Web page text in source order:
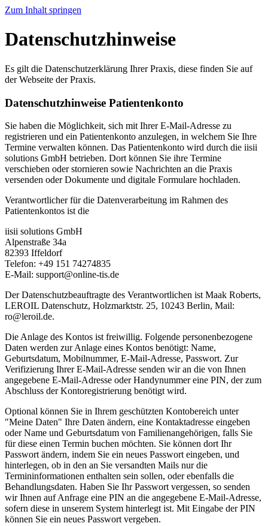
Zum Inhalt springen
Datenschutzhinweise
Es gilt die Datenschutzerklärung Ihrer Praxis, diese finden Sie auf
der Webseite der Praxis.
Datenschutzhinweise Patientenkonto
Sie haben die Möglichkeit, sich mit Ihrer E-Mail-Adresse zu
registrieren und ein Patientenkonto anzulegen, in welchem Sie Ihre
Termine verwalten können. Das Patientenkonto wird durch die iisii
solutions GmbH betrieben. Dort können Sie ihre Termine
verschieben oder stornieren sowie Nachrichten an die Praxis
versenden oder Dokumente und digitale Formulare hochladen.
Verantwortlicher für die Datenverarbeitung im Rahmen des
Patientenkontos ist die
iisii solutions GmbH
Alpenstraße 34a
82393 Iffeldorf
Telefon: +49 151 74274835
E-Mail: support@online-tis.de
Der Datenschutzbeauftragte des Verantwortlichen ist Maak Roberts,
LEROIL Datenschutz, Holzmarktstr. 25, 10243 Berlin, Mail:
ro@leroil.de.
Die Anlage des Kontos ist freiwillig. Folgende personenbezogene
Daten werden zur Anlage eines Kontos benötigt: Name,
Geburtsdatum, Mobilnummer, E-Mail-Adresse, Passwort. Zur
Verifizierung Ihrer E-Mail-Adresse senden wir an die von Ihnen
angegebene E-Mail-Adresse oder Handynummer eine PIN, der zum
Abschluss der Kontoregistrierung benötigt wird.
Optional können Sie in Ihrem geschützten Kontobereich unter
"Meine Daten" Ihre Daten ändern, eine Kontaktadresse eingeben
oder Name und Geburtsdatum von Familienangehörigen, falls Sie
für diese einen Termin buchen möchten. Sie können dort Ihr
Passwort ändern, indem Sie ein neues Passwort eingeben, und
hinterlegen, ob in den an Sie versandten Mails nur die
Termininformationen enthalten sein sollen, oder ebenfalls die
Behandlungsdaten. Haben Sie Ihr Passwort vergessen, so senden
wir Ihnen auf Anfrage eine PIN an die angegebene E-Mail-Adresse,
sofern diese in unserem System hinterlegt ist. Mit Eingabe der PIN
können Sie ein neues Passwort vergeben.